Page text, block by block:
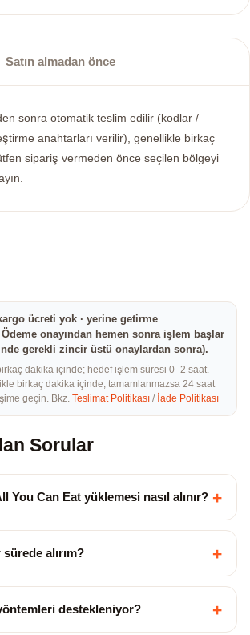
Satın almadan önce
sonra otomatik teslim edilir (kodlar /
anahtarları verilir), genellikle birkaç
sipariş vermeden önce seçilen bölgeyi
ücreti yok · yerine getirme
Ödeme onayından hemen sonra işlem başlar
gerekli zincir üstü onaylardan sonra).
dakika içinde; hedef işlem süresi 0–2 saat.
birkaç dakika içinde; tamamlanmazsa 24 saat
geçin. Bkz. Teslimat Politikası / İade Politikası
Sorular
You Can Eat yüklemesi nasıl alınır? +
alırım? +
destekleniyor? +